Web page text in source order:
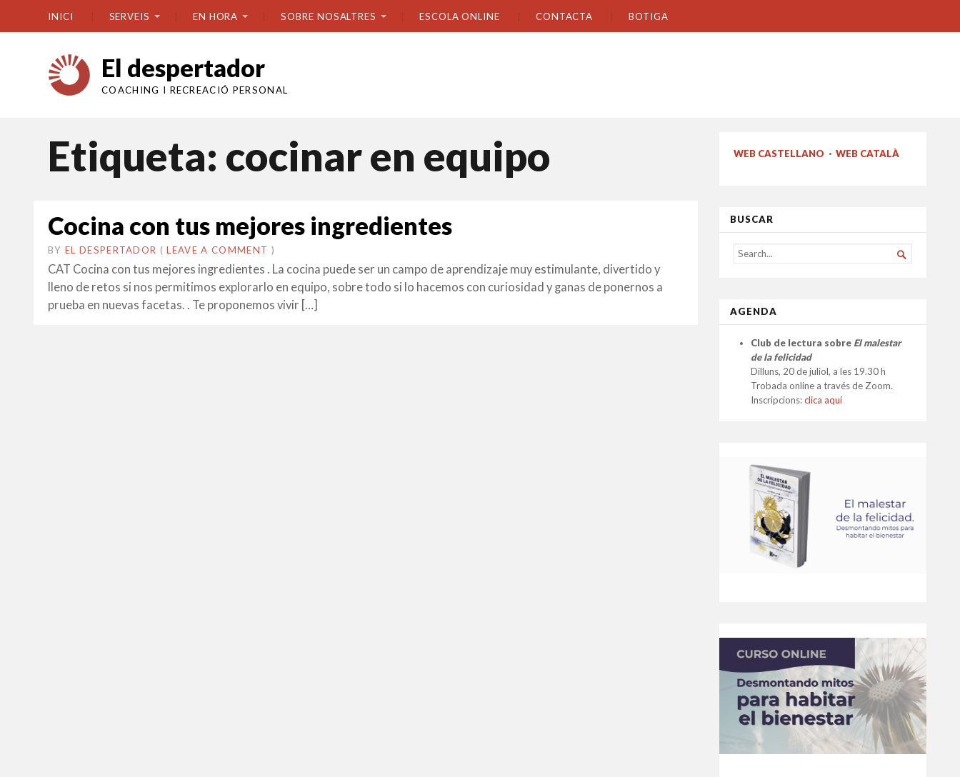
INICI SERVEIS EN HORA SOBRE NOSALTRES ESCOLA ONLINE CONTACTA BOTIGA
El despertador
COACHING I RECREACIÓ PERSONAL
Etiqueta: cocinar en equipo
Cocina con tus mejores ingredientes
BY EL DESPERTADOR ON
25
MARÇ
2019
•(LEAVE A COMMENT )
CAT Cocina con tus mejores ingredientes . La cocina puede ser un campo de aprendizaje muy estimulante, divertido y
lleno de retos si nos permitimos explorarlo en equipo, sobre todo si lo hacemos con curiosidad y ganas de ponernos a
prueba en nuevas facetas. . Te proponemos vivir […]
WEB CASTELLANO · WEB CATALÀ
BUSCAR
SEARCH
FOR...

AGENDA
Club de lectura sobre El malestar
de la felicidad
Dilluns, 20 de juliol, a les 19.30 h
Trobada online a través de Zoom.
Inscripcions:clica aquí